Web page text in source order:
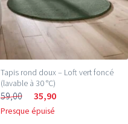
Tapis rond doux – Loft vert foncé
(lavable à 30 °C)
59,00 35,90
Presque épuisé